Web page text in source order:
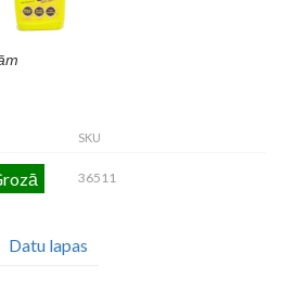
SKU
36511
Datu lapas